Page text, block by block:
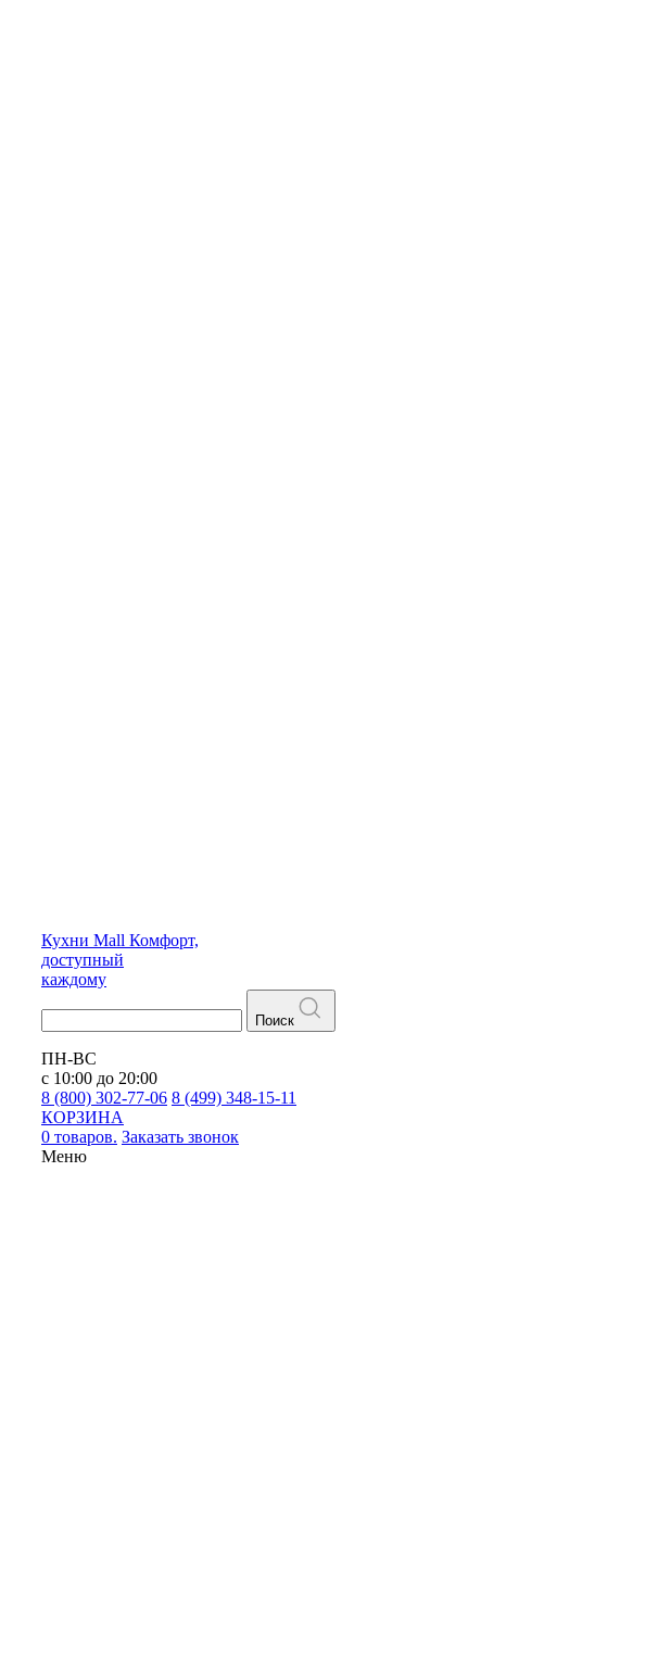
Кухни Mall Комфорт,
доступный
каждому
Поиск
ПН-ВС
с 10:00 до 20:00
8 (800) 302-77-06 8 (499) 348-15-11
КОРЗИНА
0 товаров. Заказать звонок
Меню